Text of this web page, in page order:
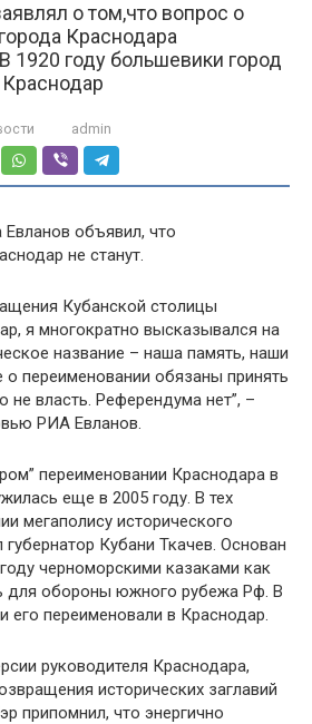
о том,что вопрос о
Краснодара
1920 году большевики город
admin
Евланов объявил, что
не станут.
Кубанской столицы
я многократно высказывался на
название – наша память, наши
о переименовании обязаны принять
не власть. Референдума нет”, –
РИА Евланов.
переименовании Краснодара в
еще в 2005 году. В тех
мегаполису исторического
Кубани Ткачев. Основан
черноморскими казаками как
для обороны южного рубежа Рф. В
его переименовали в Краснодар.
руководителя Краснодара,
исторических заглавий
припомнил, что энергично